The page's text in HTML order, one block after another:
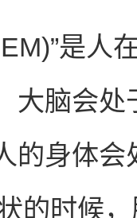
是人
大脑会处
的身体会
的时候